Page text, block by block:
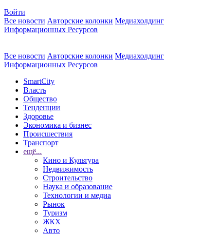
Войти
Все новости Авторские колонки Медиахолдинг
Информационных Ресурсов
Все новости Авторские колонки Медиахолдинг
Информационных Ресурсов
SmartCity
Власть
Общество
Тенденции
Здоровье
Экономика и бизнес
Происшествия
Транспорт
ещё...
Кино и Культура
Недвижимость
Строительство
Наука и образование
Технологии и медиа
Рынок
Туризм
ЖКХ
Авто